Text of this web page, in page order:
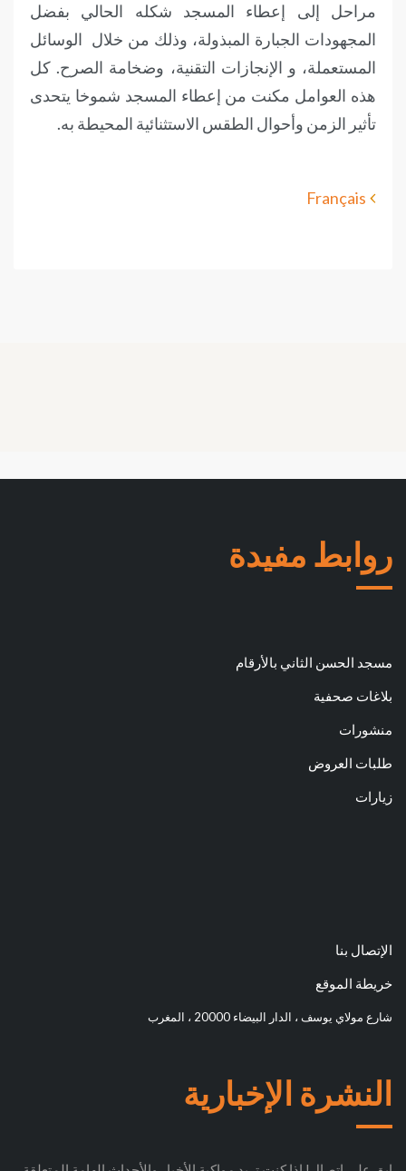
مراحل إلى إعطاء المسجد شكله الحالي بفضل
المجهودات الجبارة المبذولة، وذلك من خلال الوسائل
المستعملة، و الإنجازات التقنية، وضخامة الصرح. كل
هذه العوامل مكنت من إعطاء المسجد شموخا يتحدى
تأثير الزمن وأحوال الطقس الاستثنائية المحيطة به.
Français
روابط مفيدة
مسجد الحسن الثاني بالأرقام
بلاغات صحفية
منشورات
طلبات العروض
زيارات
الإتصال بنا
خريطة الموقع
شارع مولاي يوسف ، الدار البيضاء 20000 ، المغرب
النشرة الإخبارية